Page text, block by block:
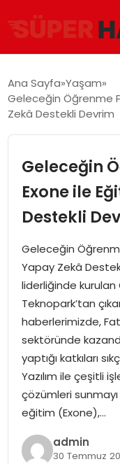
GÜNDEM
EKONOMI
MAGAZIN
SAĞLIK
SIYASET
SPOR
TEKNOLOJI
YAŞAM
Ana Sayfa Yaşam
Geleceğin Öğrenme
Zekâ Destekli Devrim
Geleceğin
Exone ile
Destekli
Geleceğin
Yapay Zekâ
liderliğinde kurulan
Teknopark’tan
haberlerimizde,
sektöründe
yaptığı katkıları
Yazılım ile çeşitli
çözümleri
eğitim (Exone),…
admin
30 Temmuz